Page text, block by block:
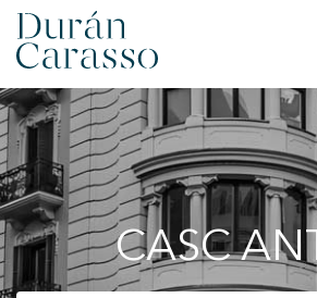
COMPRAR
ALQUILAR
VENDERCASC